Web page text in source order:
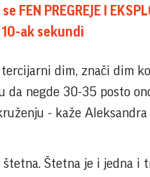
FEN PREGREJE I
ak sekundi
dim, znači dim
da negde 30-35 posto
- kaže Aleksandra
Štetna je i jedna i